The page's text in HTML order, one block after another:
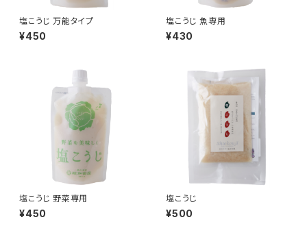
塩こうじ 万能タイプ
¥450
塩こうじ 魚専用
¥430
塩こうじ 野菜専用
¥450
塩こうじ
¥500